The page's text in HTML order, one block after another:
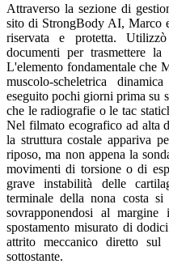
Attraverso la sezione di
sito di StrongBody AI, Marco
riservata e protetta.
documenti per trasmettere la
L'elemento fondamentale che
muscolo-scheletrica
eseguito pochi giorni prima su
che le radiografie o le tac
Nel filmato ecografico ad alta
la struttura costale appariva
riposo, ma non appena la
movimenti di torsione o di
grave instabilità delle
terminale della nona costa
sovrapponendosi al
spostamento misurato di
attrito meccanico diretto sul
sottostante.